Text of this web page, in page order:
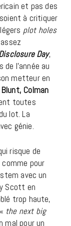
et pas des
à critiquer
plot holes
Day,
l’année au
metteur en
Colman
toutes
lot. La
génie.
risque de
comme pour
avec un
Scott en
trop haute,
the next big
mal pour un